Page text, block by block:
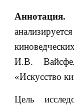
И.В.
«Искусство
Цель